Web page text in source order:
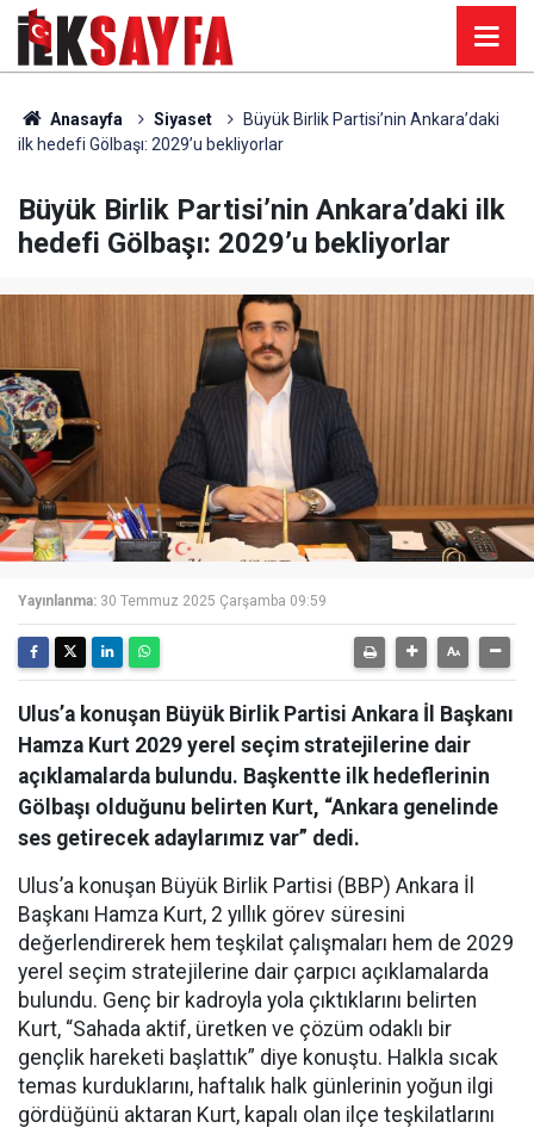
Anasayfa Siyaset
Büyük Birlik Partisi’nin Ankara’daki
ilk hedefi Gölbaşı: 2029’u bekliyorlar
Büyük Birlik Partisi’nin Ankara’daki ilk
hedefi Gölbaşı: 2029’u bekliyorlar
Yayınlanma: 30 Temmuz 2025 Çarşamba 09:59
Ulus’a konuşan Büyük Birlik Partisi Ankara İl Başkanı
Hamza Kurt 2029 yerel seçim stratejilerine dair
açıklamalarda bulundu. Başkentte ilk hedeflerinin
Gölbaşı olduğunu belirten Kurt, “Ankara genelinde
ses getirecek adaylarımız var” dedi.
Ulus’a konuşan Büyük Birlik Partisi (BBP) Ankara İl
Başkanı Hamza Kurt, 2 yıllık görev süresini
değerlendirerek hem teşkilat çalışmaları hem de 2029
yerel seçim stratejilerine dair çarpıcı açıklamalarda
bulundu. Genç bir kadroyla yola çıktıklarını belirten
Kurt, “Sahada aktif, üretken ve çözüm odaklı bir
gençlik hareketi başlattık” diye konuştu. Halkla sıcak
temas kurduklarını, haftalık halk günlerinin yoğun ilgi
gördüğünü aktaran Kurt, kapalı olan ilçe teşkilatlarını